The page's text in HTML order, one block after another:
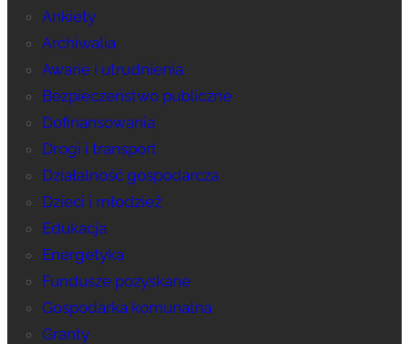
Ankiety
Archiwalia
Awarie i utrudnienia
Bezpieczeństwo publiczne
Dofinansowania
Drogi i transport
Działalność gospodarcza
Dzieci i młodzież
Edukacja
Energetyka
Fundusze pozyskane
Gospodarka komunalna
Granty